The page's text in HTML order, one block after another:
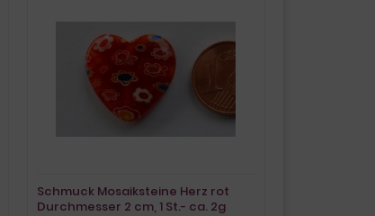
Schmuck Mosaiksteine Herz rot
Durchmesser 2 cm, 1 St.- ca. 2g